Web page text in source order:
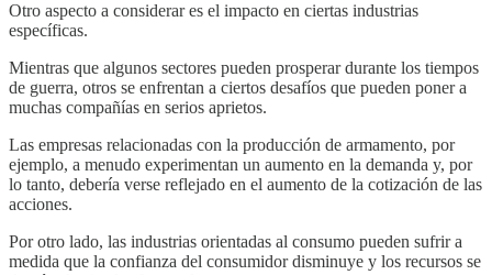
Otro aspecto a considerar es el impacto en ciertas industrias
específicas.
Mientras que algunos sectores pueden prosperar durante los tiempos
de guerra, otros se enfrentan a ciertos desafíos que pueden poner a
muchas compañías en serios aprietos.
Las empresas relacionadas con la producción de armamento, por
ejemplo, a menudo experimentan un aumento en la demanda y, por
lo tanto, debería verse reflejado en el aumento de la cotización de las
acciones.
Por otro lado, las industrias orientadas al consumo pueden sufrir a
medida que la confianza del consumidor disminuye y los recursos se